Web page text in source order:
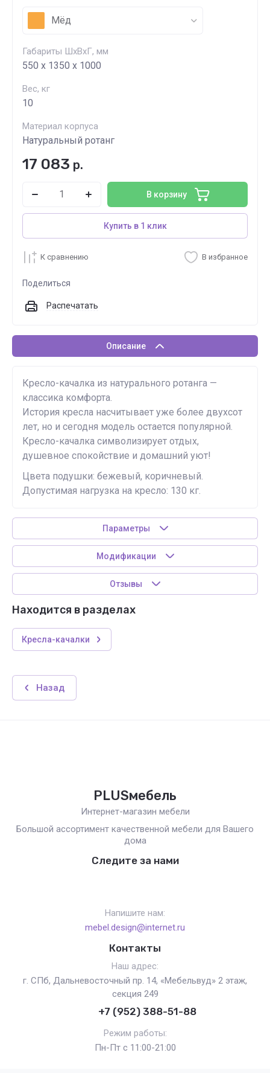
Мёд
Габариты ШхВхГ, мм
550 х 1350 х 1000
Вес, кг
10
Материал корпуса
Натуральный ротанг
17 083 р.
В корзину
Купить в 1 клик
К сравнению В избранное
Поделиться
Распечатать
Описание
Кресло-качалка из натурального ротанга —
классика комфорта.
История кресла насчитывает уже более двухсот
лет, но и сегодня модель остается популярной.
Кресло-качалка символизирует отдых,
душевное спокойствие и домашний уют!
Цвета подушки: бежевый, коричневый.
Допустимая нагрузка на кресло: 130 кг.
Параметры
Модификации
Отзывы
Находится в разделах
Кресла-качалки
Назад
PLUSмебель
Интернет-магазин мебели
Большой ассортимент качественной мебели для Вашего
дома
Следите за нами
Напишите нам:
mebel.design@internet.ru
Контакты
Наш адрес:
г. СПб, Дальневосточный пр. 14, «Мебельвуд» 2 этаж,
секция 249
+7 (952) 388-51-88
Режим работы:
Пн-Пт с 11:00-21:00